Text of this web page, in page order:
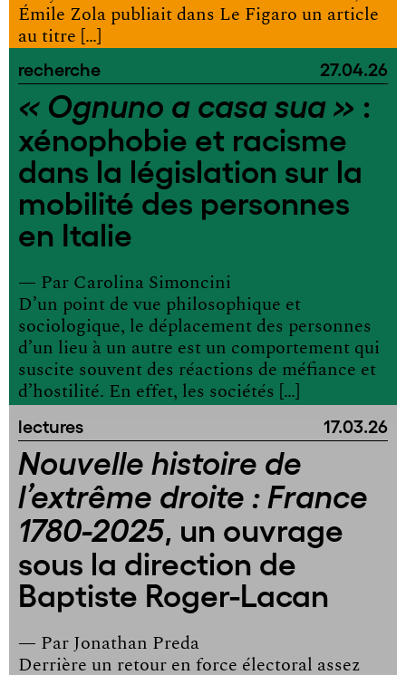
Émile Zola publiait dans Le Figaro un article
au titre […]
recherche 27.04.26
« Ognuno a casa sua » :
xénophobie et racisme
dans la législation sur la
mobilité des personnes
en Italie
— Par Carolina Simoncini
D’un point de vue philosophique et
sociologique, le déplacement des personnes
d’un lieu à un autre est un comportement qui
suscite souvent des réactions de méfiance et
d’hostilité. En effet, les sociétés […]
lectures 17.03.26
Nouvelle histoire de
l’extrême droite : France
1780-2025, un ouvrage
sous la direction de
Baptiste Roger-Lacan
— Par Jonathan Preda
Derrière un retour en force électoral assez